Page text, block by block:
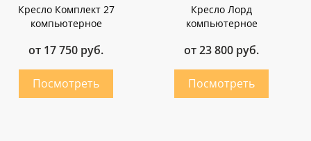
Кресло Комплект 27
компьютерное
от 17 750 руб.
Кресло Лорд
компьютерное
от 23 800 руб.